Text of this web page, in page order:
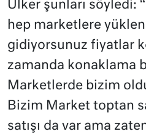
Ülker şunları söyledi:
hep marketlere
gidiyorsunuz fiyatlar
zamanda konaklama
Marketlerde bizim
Bizim Market toptan
satışı da var ama